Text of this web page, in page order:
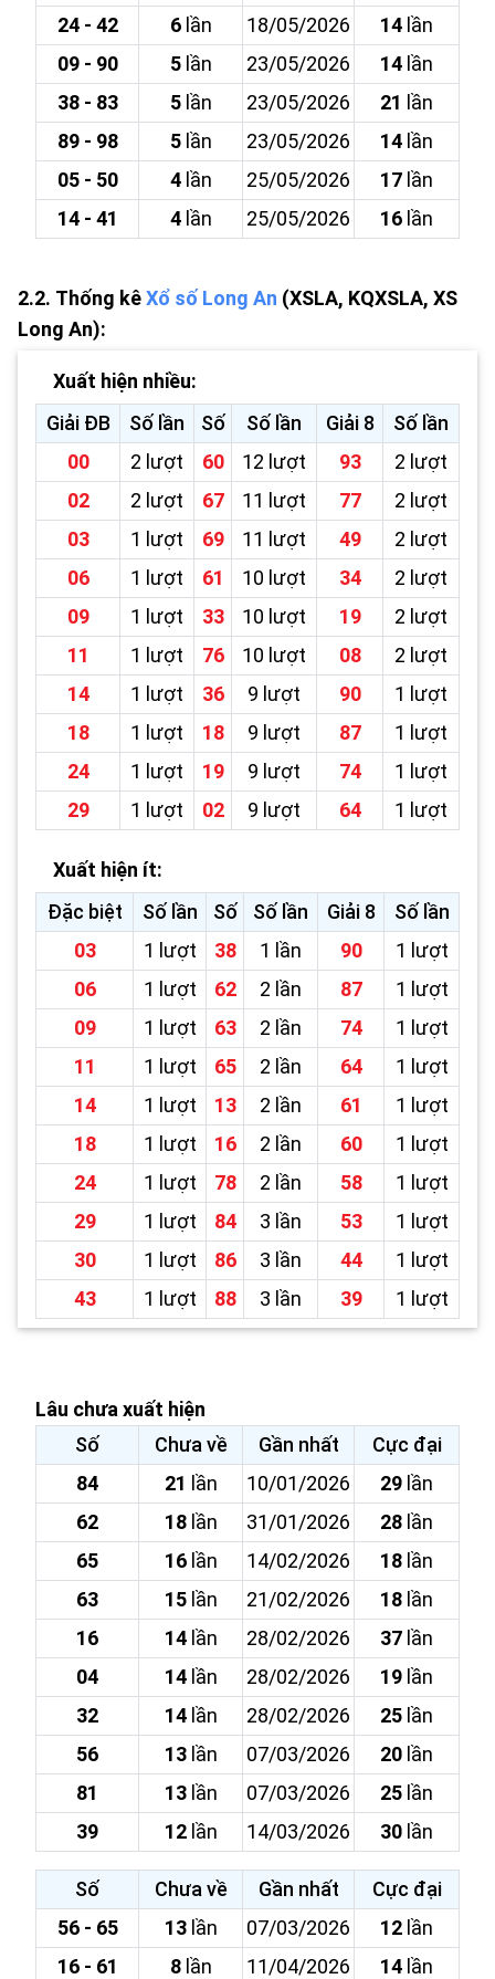
24 - 42
6lần 18/05/2026 14 lần
09 - 90
5lần 23/05/2026 14 lần
38 - 83
5lần 23/05/2026 21 lần
89 - 98
5lần 23/05/2026 14 lần
05 - 50
4lần 25/05/2026 17 lần
14 - 41
4lần 25/05/2026 16 lần
2.2. Thống kêXổ số Long An (XSLA, KQXSLA, XS
Long An):
Xuất hiện nhiều:
Giải ĐB
Số lần Số Số lần Giải 8
Số lần
00
2 lượt 60 12 lượt 93
2 lượt
02
2 lượt 67 11 lượt 77
2 lượt
03
1 lượt 69 11 lượt 49
2 lượt
06
1 lượt 61 10 lượt 34
2 lượt
09
1 lượt 33 10 lượt 19
2 lượt
11
1 lượt 76 10 lượt 08
2 lượt
14
1 lượt 36 9 lượt 90
1 lượt
18
1 lượt 18 9 lượt 87
1 lượt
24
1 lượt 19 9 lượt 74
1 lượt
29
1 lượt 02 9 lượt 64 1 lượt
Xuất hiện ít:
Đặc biệt
Số lần Số Số lần Giải 8
Số lần
03
1 lượt 38 1 lần 90
1 lượt
06
1 lượt 62 2 lần 87
1 lượt
09
1 lượt 63 2 lần 74
1 lượt
11
1 lượt 65 2 lần 64
1 lượt
14
1 lượt 13 2 lần 61
1 lượt
18
1 lượt 16 2 lần 60
1 lượt
24
1 lượt 78 2 lần 58
1 lượt
29
1 lượt 84 3 lần 53
1 lượt
30
1 lượt 86 3 lần 44
1 lượt
43
1 lượt 88 3 lần 39 1 lượt
Lâu chưa xuất hiện
Số
Chưa về Gần nhất
Cực đại
84
21 lần 10/01/2026 29 lần
62
18lần 31/01/2026 28 lần
65
16lần 14/02/2026 18 lần
63
15lần 21/02/2026 18 lần
16
14lần 28/02/2026 37 lần
04
14lần 28/02/2026 19 lần
32
14lần 28/02/2026 25 lần
56
13lần 07/03/2026 20 lần
81
13lần 07/03/2026 25 lần
39
12lần 14/03/2026 30 lần
Số Chưa về Gần nhất
Cực đại
56 - 65
13lần 07/03/2026 12 lần
16 - 61
8lần 11/04/2026 14 lần